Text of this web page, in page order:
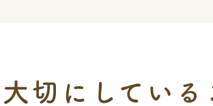
切にしている